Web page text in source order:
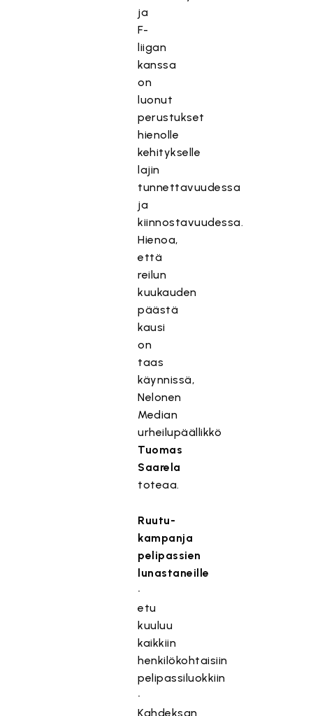
ja
F-
liigan
kanssa
on
luonut
perustukset
hienolle
kehitykselle
lajin
tunnettavuudessa
ja
kiinnostavuudessa.
Hienoa,
että
reilun
kuukauden
päästä
kausi
on
taas
käynnissä,
Nelonen
Median
urheilupäällikkö
Tuomas
Saarela
toteaa.
Ruutu-
kampanja
pelipassien
lunastaneille
•
etu
kuuluu
kaikkiin
henkilökohtaisiin
pelipassiluokkiin
•
Kahdeksan